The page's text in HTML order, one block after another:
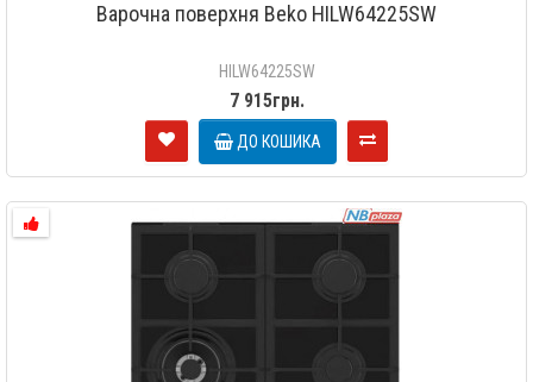
Варочна поверхня Beko HILW64225SW
HILW64225SW
7 915грн.
ДО КОШИКА